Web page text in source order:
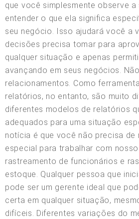
que você simplesmente observe
entender o que ela significa
seu negócio. Isso ajudará você a
decisões precisa tomar para
qualquer situação e apenas
avançando em seus negócios.
relacionamentos. Como
relatórios, no entanto, são muito
diferentes modelos de relatórios
adequados para uma situação
notícia é que você não precisa de
especial para trabalhar com
rastreamento de funcionários e
estoque. Qualquer pessoa que
pode ser um gerente ideal que
certa em qualquer situação,
difíceis. Diferentes variações do